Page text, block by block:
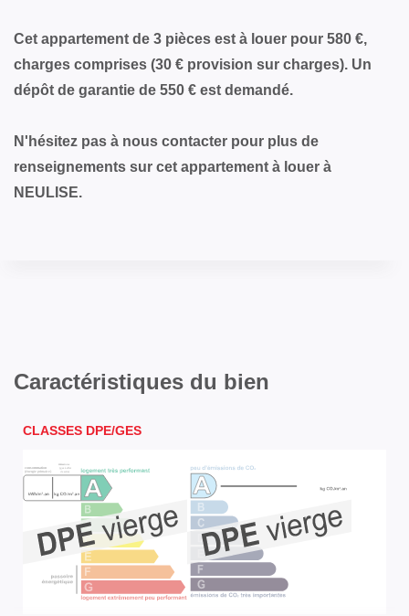
Cet appartement de 3 pièces est à louer pour 580 €,
charges comprises (30 € provision sur charges). Un
dépôt de garantie de 550 € est demandé.
N'hésitez pas à nous contacter pour plus de
renseignements sur cet appartement à louer à
NEULISE.
Caractéristiques du bien
CLASSES DPE/GES